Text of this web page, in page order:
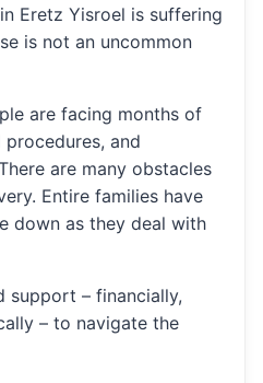
Eretz Yisroel is suffering
is not an uncommon
are facing months of
and
are many obstacles
Entire families have
down as they deal with
support – financially,
– to navigate the